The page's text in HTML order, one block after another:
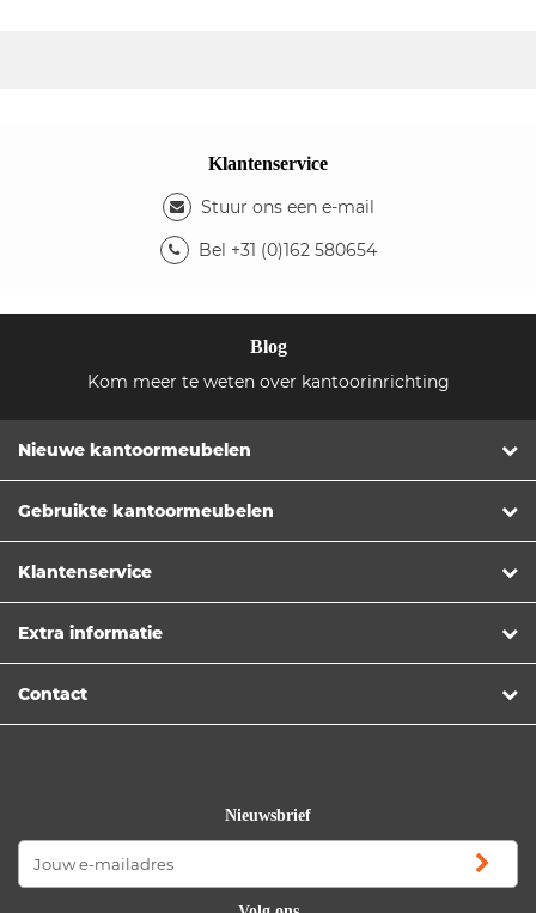
Klantenservice
Stuur ons een e-mail
Bel +31 (0)162 580654
Blog
Kom meer te weten over kantoorinrichting
Nieuwe kantoormeubelen
Gebruikte kantoormeubelen
Klantenservice
Extra informatie
Contact
Nieuwsbrief